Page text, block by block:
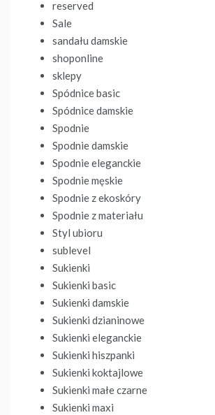
reserved
Sale
sandału damskie
shoponline
sklepy
Spódnice basic
Spódnice damskie
Spodnie
Spodnie damskie
Spodnie eleganckie
Spodnie męskie
Spodnie z ekoskóry
Spodnie z materiału
Styl ubioru
sublevel
Sukienki
Sukienki basic
Sukienki damskie
Sukienki dzianinowe
Sukienki eleganckie
Sukienki hiszpanki
Sukienki koktajlowe
Sukienki małe czarne
Sukienki maxi